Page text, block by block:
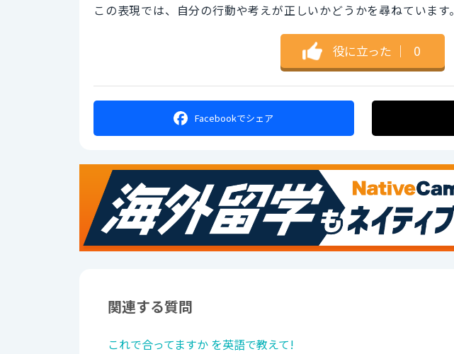
この表現では、自分の行動や考えが正しいかどうかを尋ねています。
役に立った ｜ 0
Facebookでシェア
関連する質問
これで合ってますか を英語で教えて!